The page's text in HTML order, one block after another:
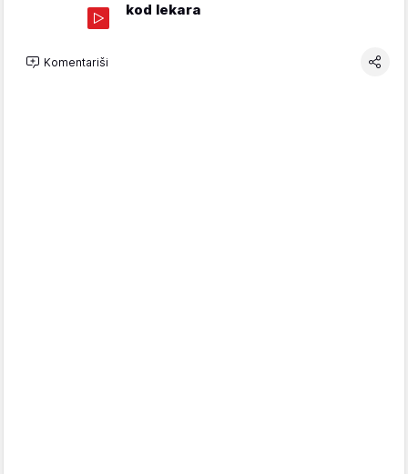
kod lekara
Komentariši